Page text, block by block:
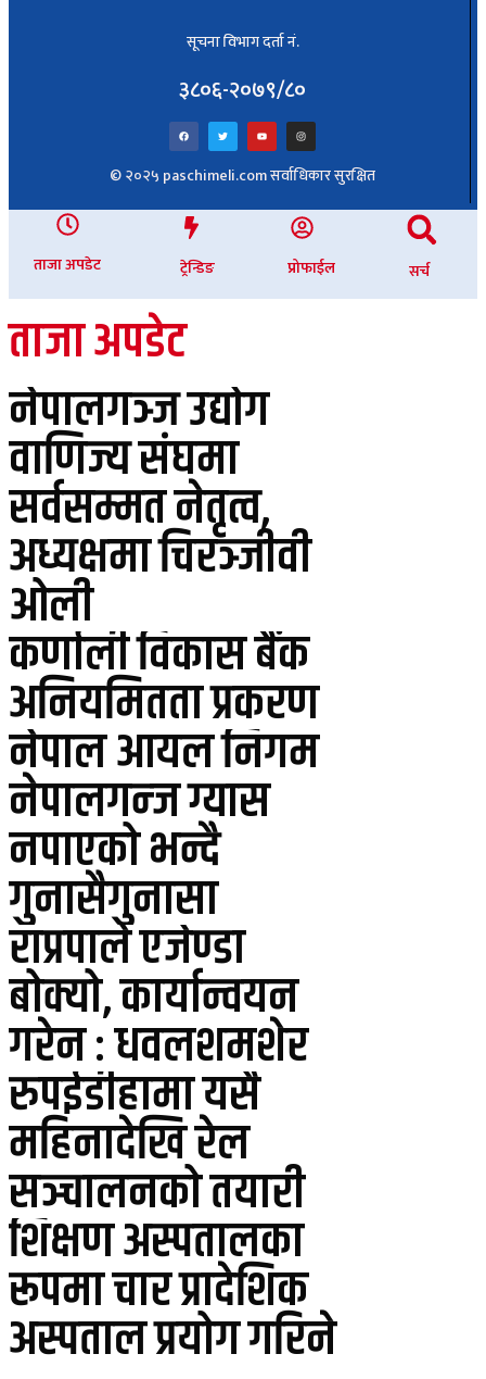
सूचना विभाग दर्ता नं.
३८०६-२०७९/८०
© २०२५ paschimeli.com सर्वाधिकार सुरक्षित
ताजा अपडेट ट्रेन्डिङ प्रोफाईल सर्च
ताजा अपडेट
नेपालगञ्ज उद्योग
वाणिज्य संघमा
सर्वसम्मत नेतृत्व,
अध्यक्षमा चिरञ्जीवी
ओली
कर्णाली विकास बैंक
अनियमितता प्रकरण
नेपाल आयल निगम
नेपालगन्ज ग्यास
नपाएको भन्दै
गुनासैगुनासा
राप्रपाले एजेण्डा
बोक्यो, कार्यान्वयन
गरेन : धवलशमशेर
रुपईडीहामा यसै
महिनादेखि रेल
सञ्चालनको तयारी
शिक्षण अस्पतालका
रूपमा चार प्रादेशिक
अस्पताल प्रयोग गरिने